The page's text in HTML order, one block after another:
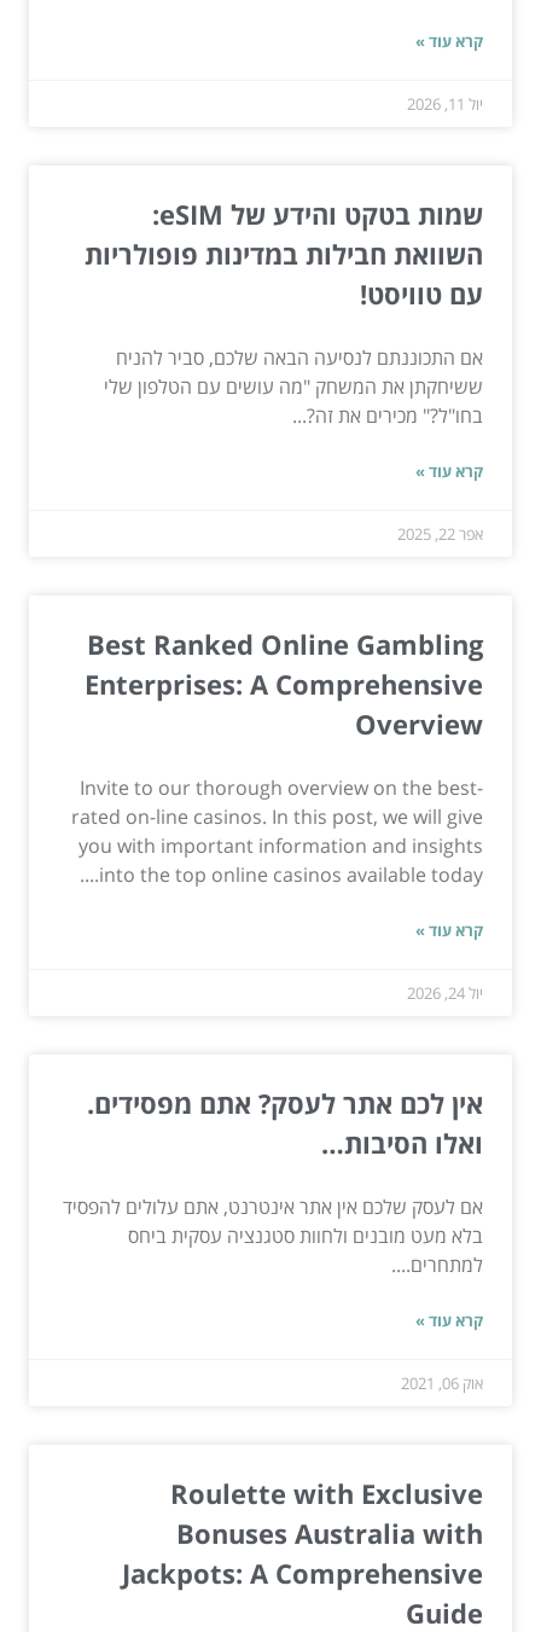
קרא עוד »
יול 11, 2026
שמות בטקט והידע של eSIM:
השוואת חבילות במדינות פופולריות
עם טוויסט!
אם התכוננתם לנסיעה הבאה שלכם, סביר להניח
ששיחקתן את המשחק "מה עושים עם הטלפון שלי
בחו"ל?" מכירים את זה?...
קרא עוד »
אפר 22, 2025
Best Ranked Online Gambling
Enterprises: A Comprehensive
Overview
Invite to our thorough overview on the best-
rated on-line casinos. In this post, we will give
you with important information and insights
into the top online casinos available today....
קרא עוד »
יול 24, 2026
אין לכם אתר לעסק? אתם מפסידים.
ואלו הסיבות…
אם לעסק שלכם אין אתר אינטרנט, אתם עלולים להפסיד
בלא מעט מובנים ולחוות סטגנציה עסקית ביחס
למתחרים....
קרא עוד »
אוק 06, 2021
Roulette with Exclusive
Bonuses Australia with
Jackpots: A Comprehensive
Guide